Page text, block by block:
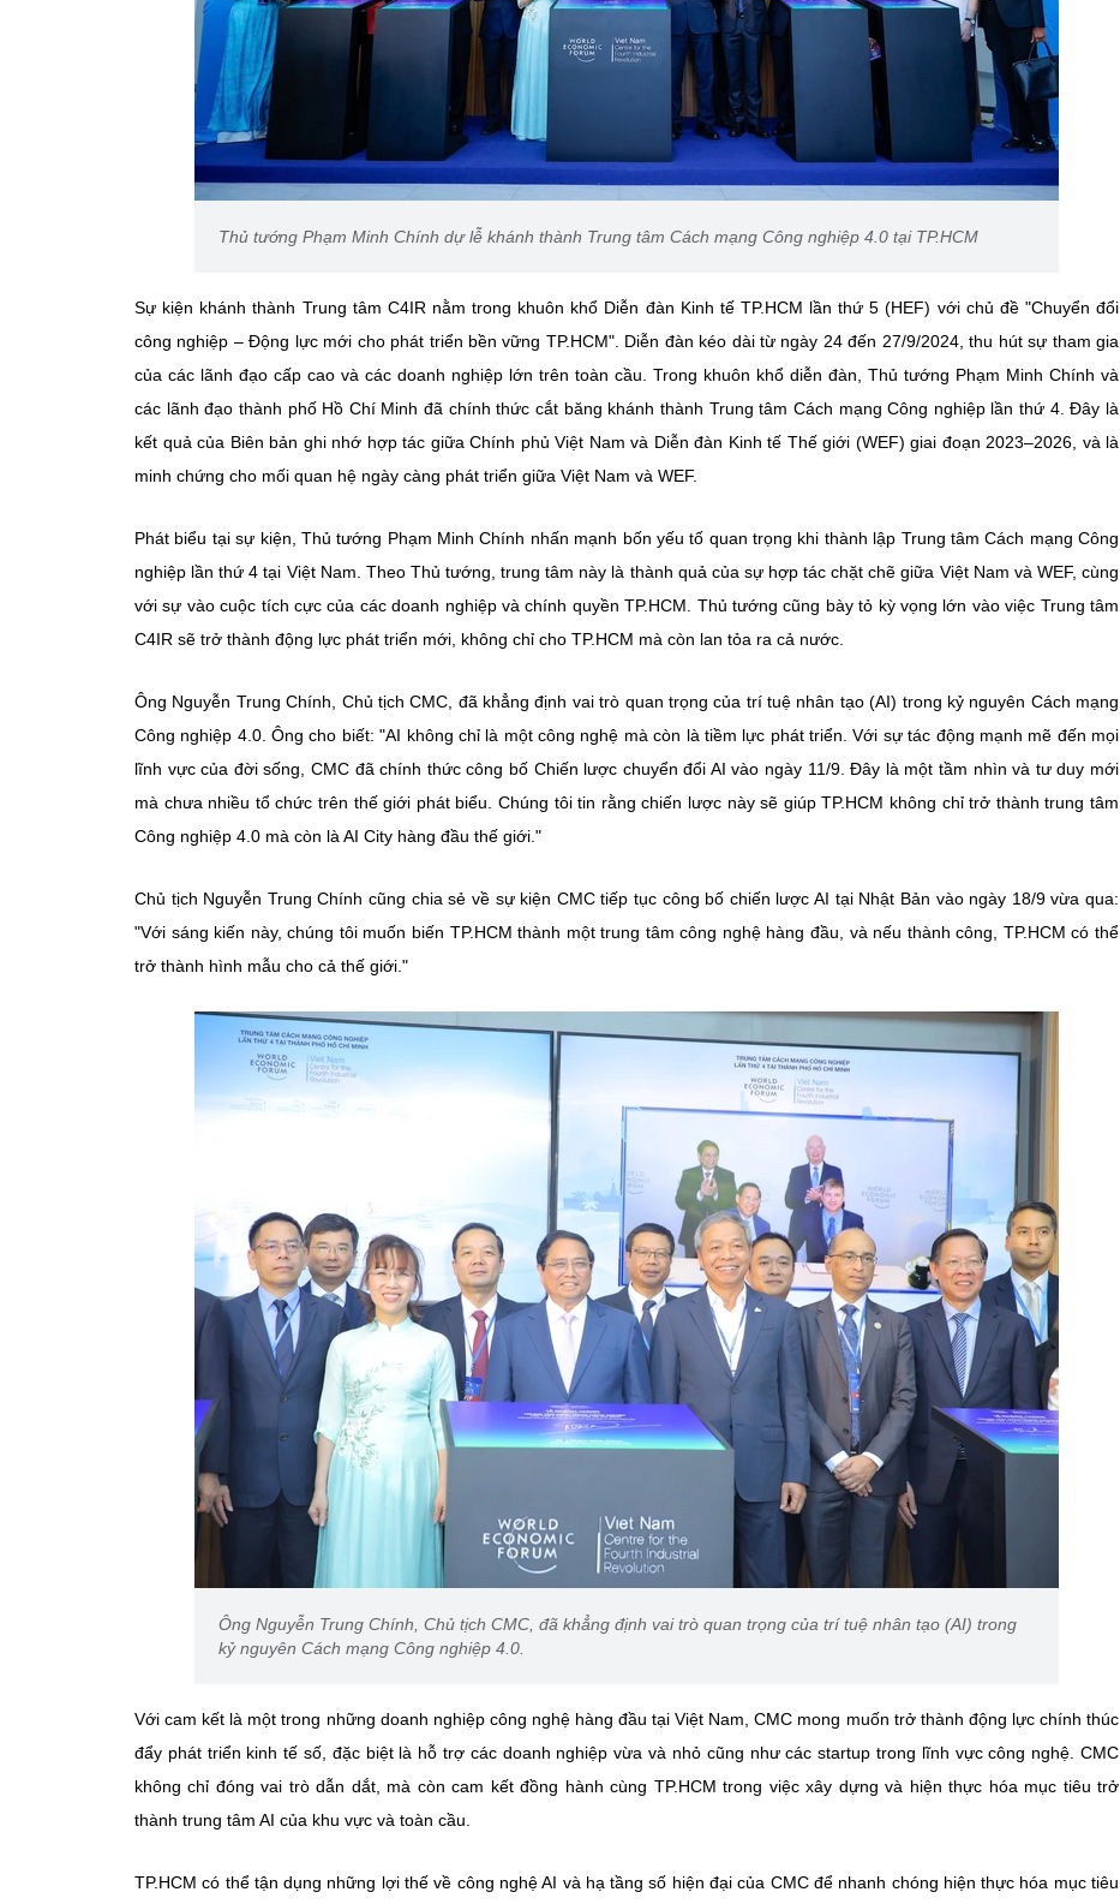
Thủ tướng Phạm Minh Chính dự lễ khánh thành Trung tâm Cách mạng Công nghiệp 4.0 tại TP.HCM
Sự kiện khánh thành Trung tâm C4IR nằm trong khuôn khổ Diễn đàn Kinh tế TP.HCM lần thứ 5 (HEF) với chủ đề "Chuyển đổi
công nghiệp – Động lực mới cho phát triển bền vững TP.HCM". Diễn đàn kéo dài từ ngày 24 đến 27/9/2024, thu hút sự tham gia
của các lãnh đạo cấp cao và các doanh nghiệp lớn trên toàn cầu. Trong khuôn khổ diễn đàn, Thủ tướng Phạm Minh Chính và
các lãnh đạo thành phố Hồ Chí Minh đã chính thức cắt băng khánh thành Trung tâm Cách mạng Công nghiệp lần thứ 4. Đây là
kết quả của Biên bản ghi nhớ hợp tác giữa Chính phủ Việt Nam và Diễn đàn Kinh tế Thế giới (WEF) giai đoạn 2023–2026, và là
minh chứng cho mối quan hệ ngày càng phát triển giữa Việt Nam và WEF.
Phát biểu tại sự kiện, Thủ tướng Phạm Minh Chính nhấn mạnh bốn yếu tố quan trọng khi thành lập Trung tâm Cách mạng Công
nghiệp lần thứ 4 tại Việt Nam. Theo Thủ tướng, trung tâm này là thành quả của sự hợp tác chặt chẽ giữa Việt Nam và WEF, cùng
với sự vào cuộc tích cực của các doanh nghiệp và chính quyền TP.HCM. Thủ tướng cũng bày tỏ kỳ vọng lớn vào việc Trung tâm
C4IR sẽ trở thành động lực phát triển mới, không chỉ cho TP.HCM mà còn lan tỏa ra cả nước.
Ông Nguyễn Trung Chính, Chủ tịch CMC, đã khẳng định vai trò quan trọng của trí tuệ nhân tạo (AI) trong kỷ nguyên Cách mạng
Công nghiệp 4.0. Ông cho biết: "AI không chỉ là một công nghệ mà còn là tiềm lực phát triển. Với sự tác động mạnh mẽ đến mọi
lĩnh vực của đời sống, CMC đã chính thức công bố Chiến lược chuyển đổi AI vào ngày 11/9. Đây là một tầm nhìn và tư duy mới
mà chưa nhiều tổ chức trên thế giới phát biểu. Chúng tôi tin rằng chiến lược này sẽ giúp TP.HCM không chỉ trở thành trung tâm
Công nghiệp 4.0 mà còn là AI City hàng đầu thế giới."
Chủ tịch Nguyễn Trung Chính cũng chia sẻ về sự kiện CMC tiếp tục công bố chiến lược AI tại Nhật Bản vào ngày 18/9 vừa qua:
"Với sáng kiến này, chúng tôi muốn biến TP.HCM thành một trung tâm công nghệ hàng đầu, và nếu thành công, TP.HCM có thể
trở thành hình mẫu cho cả thế giới."
Ông Nguyễn Trung Chính, Chủ tịch CMC, đã khẳng định vai trò quan trọng của trí tuệ nhân tạo (AI) trong
kỷ nguyên Cách mạng Công nghiệp 4.0.
Với cam kết là một trong những doanh nghiệp công nghệ hàng đầu tại Việt Nam, CMC mong muốn trở thành động lực chính thúc
đẩy phát triển kinh tế số, đặc biệt là hỗ trợ các doanh nghiệp vừa và nhỏ cũng như các startup trong lĩnh vực công nghệ. CMC
không chỉ đóng vai trò dẫn dắt, mà còn cam kết đồng hành cùng TP.HCM trong việc xây dựng và hiện thực hóa mục tiêu trở
thành trung tâm AI của khu vực và toàn cầu.
TP.HCM có thể tận dụng những lợi thế về công nghệ AI và hạ tầng số hiện đại của CMC để nhanh chóng hiện thực hóa mục tiêu